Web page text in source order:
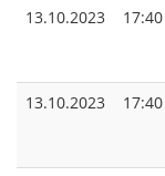
13.10.2023
17:40
13.10.2023
17:40